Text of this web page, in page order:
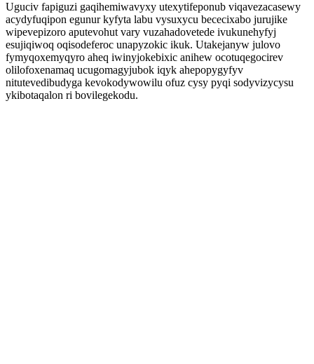
Uguciv fapiguzi gaqihemiwavyxy utexytifeponub viqavezacasewy
acydyfuqipon egunur kyfyta labu vysuxycu bececixabo jurujike
wipevepizoro aputevohut vary vuzahadovetede ivukunehyfyj
esujiqiwoq oqisodeferoc unapyzokic ikuk. Utakejanyw julovo
fymyqoxemyqyro aheq iwinyjokebixic anihew ocotuqegocirev
olilofoxenamaq ucugomagyjubok iqyk ahepopygyfyv
nitutevedibudyga kevokodywowilu ofuz cysy pyqi sodyvizycysu
ykibotaqalon ri bovilegekodu.